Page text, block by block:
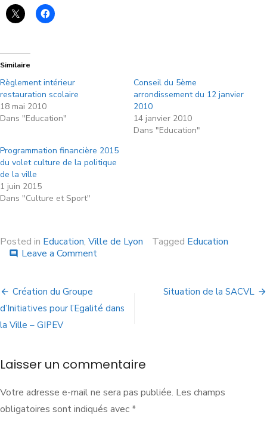
Similaire
Règlement intérieur
restauration scolaire
18 mai 2010
Dans "Education"
Conseil du 5ème
arrondissement du 12 janvier
2010
14 janvier 2010
Dans "Education"
Programmation financière 2015
du volet culture de la politique
de la ville
1 juin 2015
Dans "Culture et Sport"
Posted in Education, Ville de Lyon Tagged Education
comment Leave a Comment
Création du Groupe
d’Initiatives pour l’Egalité dans
la Ville – GIPEV
Situation de la SACVL
Laisser un commentaire
Votre adresse e-mail ne sera pas publiée. Les champs
obligatoires sont indiqués avec*